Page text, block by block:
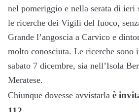
nel pomeriggio e nella serata di ieri
le ricerche dei Vigili del fuoco,
Grande l’angoscia a Carvico e
molto conosciuta. Le ricerche sono
sabato 7 dicembre, sia nell’Isola
Meratese.
Chiunque dovesse avvistarla è